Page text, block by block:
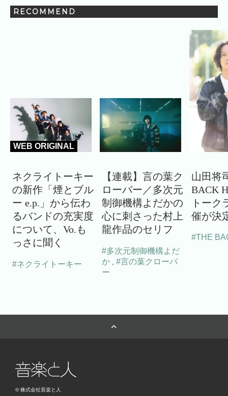
RECOMMEND
WEB ORIGINAL
ネクライトーキー
の新作「煙とブル
ー e.p.」から伝わ
るバンドの充実度
について、Vo.も
っさに聞く
#ネクライトーキー
【連載】言の葉ク
ローバー／多次元
制御機構よだかの
心に刺さった村上
龍作品のセリフ
#多次元制御機構よだ
か , #言の葉クローバ
ー
山田将
BACK
トーク
催が決
#THE
© 株式会社音楽と人